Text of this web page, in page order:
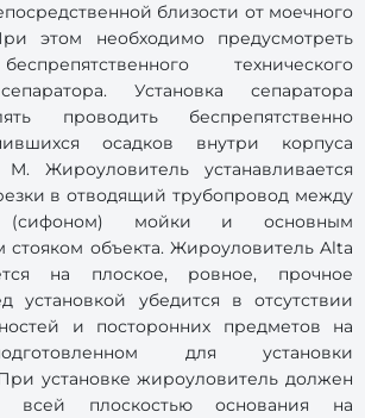
близости от моечного
этом необходимо предусмотреть
технического
Установка сепаратора
проводить беспрепятственно
осадков внутри корпуса
Жироуловитель устанавливается
в отводящий трубопровод между
(сифоном) мойки и основным
стояком объекта. Жироуловитель Alta
на плоское, ровное, прочное
установкой убедится в отсутствии
и посторонних предметов на
для установки
установке жироуловитель должен
всей плоскостью основания на